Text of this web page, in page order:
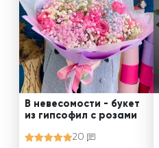
В невесомости - букет
из гипсофил с розами
20